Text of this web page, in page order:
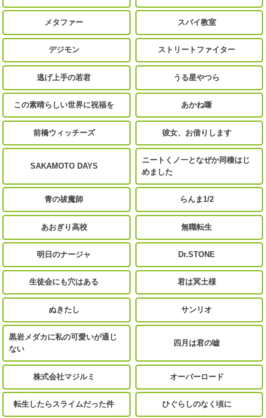
メタファー スパイ教室
デジモン ストリートファイター
逃げ上手の若君 うる星やつら
この素晴らしい世界に祝福を あかね噺
前橋ウィッチーズ 彼女、お借りします
SAKAMOTO DAYS
ニートくノ一となぜか同棲はじ
めました
青の祓魔師 らんま1/2
あおぎり高校 無職転生
明日のナージャ Dr.STONE
生徒会にも穴はある 君は冥土様
ぬきたし サンリオ
黒岩メダカに私の可愛いが通じ
ない
四月は君の嘘
株式会社マジルミ オーバーロード
転生したらスライムだった件 ひぐらしのなく頃に